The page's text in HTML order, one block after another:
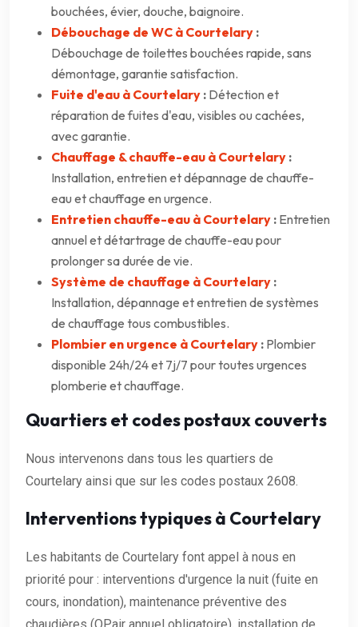
bouchées, évier, douche, baignoire.
Débouchage de WC à Courtelary :
Débouchage de toilettes bouchées rapide, sans
démontage, garantie satisfaction.
Fuite d'eau à Courtelary : Détection et
réparation de fuites d'eau, visibles ou cachées,
avec garantie.
Chauffage & chauffe-eau à Courtelary :
Installation, entretien et dépannage de chauffe-
eau et chauffage en urgence.
Entretien chauffe-eau à Courtelary : Entretien
annuel et détartrage de chauffe-eau pour
prolonger sa durée de vie.
Système de chauffage à Courtelary :
Installation, dépannage et entretien de systèmes
de chauffage tous combustibles.
Plombier en urgence à Courtelary : Plombier
disponible 24h/24 et 7j/7 pour toutes urgences
plomberie et chauffage.
Quartiers et codes postaux couverts
Nous intervenons dans tous les quartiers de
Courtelary ainsi que sur les codes postaux 2608.
Interventions typiques à Courtelary
Les habitants de Courtelary font appel à nous en
priorité pour : interventions d'urgence la nuit (fuite en
cours, inondation), maintenance préventive des